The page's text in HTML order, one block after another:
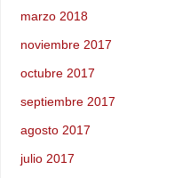
marzo 2018
noviembre 2017
octubre 2017
septiembre 2017
agosto 2017
julio 2017